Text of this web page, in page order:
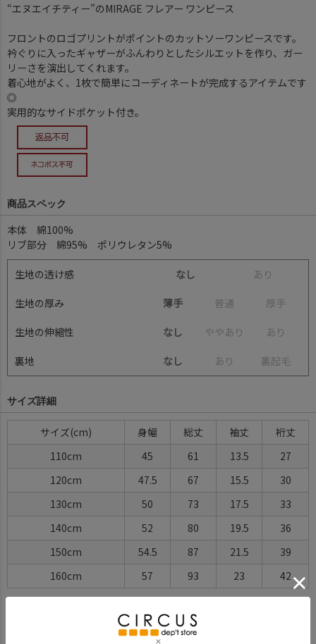
“エヌエイチティー”のMIRAGE フレアー ワンピース
フロントのロゴプリントがポイントのカットソーワンピースです。
衿ぐりに入ったギャザーがふんわりとしたシルエットを作り、ガー
リーさを演出してくれます。
着心地がよく、1枚で簡単にコーディネートが完成するアイテムです
◎
実用的なサイドポケット付き。
商品スペック
本体 綿100%
リブ部分 綿95% ポリウレタン5%
生地の透け感 なし あ り
生地の厚み 薄手 普通 厚手
生地の伸縮性 なし ややあ り あ り
裏地 なし あ り 裏起毛
サイズ詳細
サイズ(cm) 身幅 総丈 袖丈
裄丈
110cm
45 61 13.5
27
120cm
47.5 67 15.5
30
130cm
50 73 17.5
33
140cm
52 80 19.5
36
150cm
54.5 87 21.5
39
160cm
57 93 23 42
※SNPはサイドネックポイント（肩から裾までの直線で計測した長